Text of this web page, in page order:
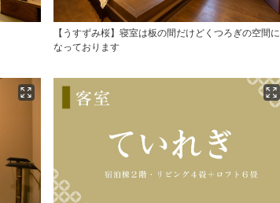
【うすずみ桜】寝室は板の間だけどくつろぎの空間に
なっております